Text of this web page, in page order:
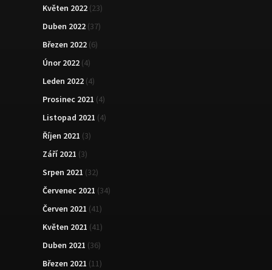
Květen 2022 (23)
Duben 2022 (37)
Březen 2022 (6)
Únor 2022 (4)
Leden 2022 (4)
Prosinec 2021 (4)
Listopad 2021 (4)
Říjen 2021 (3)
Září 2021 (3)
Srpen 2021 (32)
Červenec 2021 (34)
Červen 2021 (41)
Květen 2021 (41)
Duben 2021 (36)
Březen 2021 (11)